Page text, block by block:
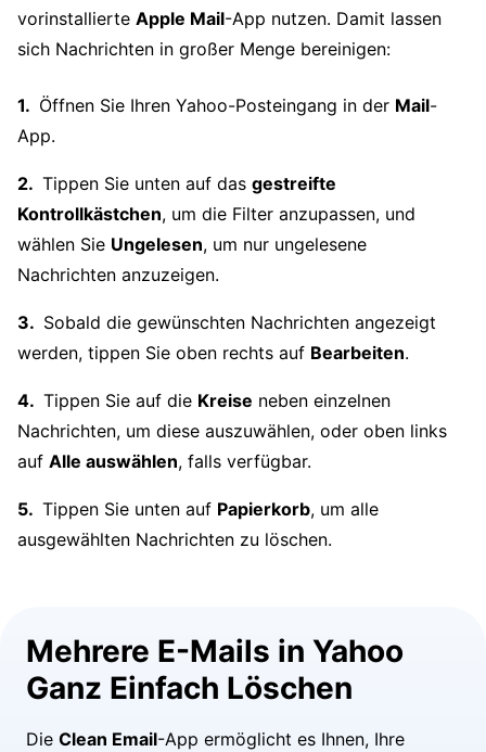
vorinstallierte Apple Mail-App nutzen. Damit lassen
sich Nachrichten in großer Menge bereinigen:
Öffnen Sie Ihren Yahoo-Posteingang in der Mail-
App.
Tippen Sie unten auf das gestreifte
Kontrollkästchen, um die Filter anzupassen, und
wählen Sie Ungelesen, um nur ungelesene
Nachrichten anzuzeigen.
Sobald die gewünschten Nachrichten angezeigt
werden, tippen Sie oben rechts auf Bearbeiten.
Tippen Sie auf die Kreise neben einzelnen
Nachrichten, um diese auszuwählen, oder oben links
auf Alle auswählen, falls verfügbar.
Tippen Sie unten auf Papierkorb, um alle
ausgewählten Nachrichten zu löschen.
Mehrere E-Mails in Yahoo
Ganz Einfach Löschen
Die Clean Email-App ermöglicht es Ihnen, Ihre